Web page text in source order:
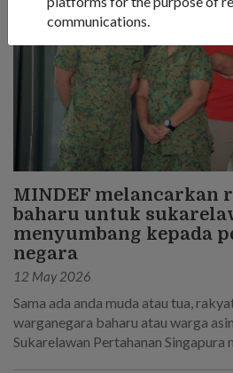
communications.
MINDEF melancarkan
baharu untuk
menyumbang kepada
negara
12 May 2026
Sama ada anda muda atau tua,
warganegara baharu atau warga
Sukarelawan Pertahanan Singapura